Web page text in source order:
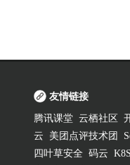
友情链接
腾讯课堂 云栖社区
云
美团点评技术团
四叶草安全 码云